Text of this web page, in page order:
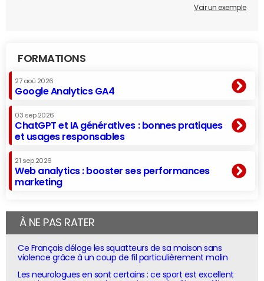
Voir un exemple
FORMATIONS
27 aoû 2026
Google Analytics GA4
03 sep 2026
ChatGPT et IA génératives : bonnes pratiques
et usages responsables
21 sep 2026
Web analytics : booster ses performances
marketing
À NE PAS RATER
Ce Français déloge les squatteurs de sa maison sans
violence grâce à un coup de fil particulièrement malin
Les neurologues en sont certains : ce sport est excellent